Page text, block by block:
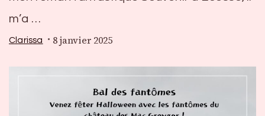
m’a …
Clarissa 8 janvier 2025